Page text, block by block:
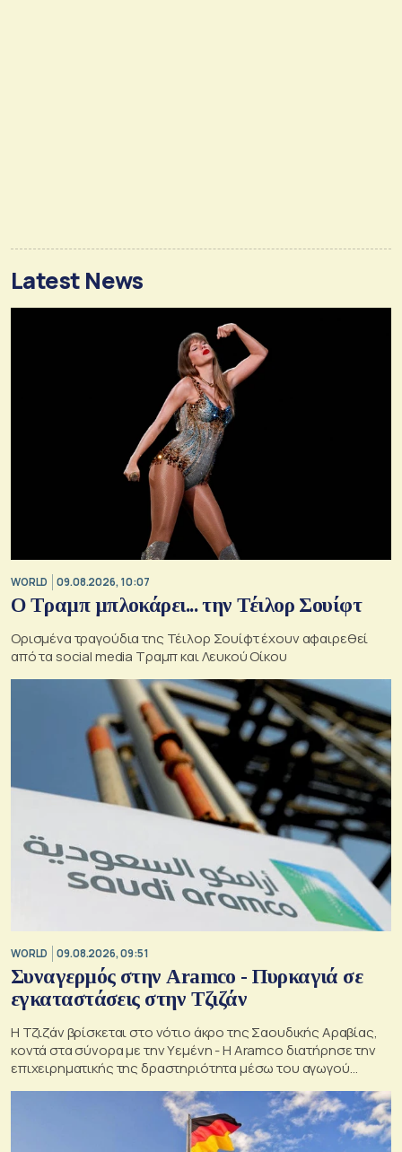
Latest News
WORLD 09.08.2026, 10:07
Ο Τραμπ μπλοκάρει... την Τέιλορ Σουίφτ
Ορισμένα τραγούδια της Τέιλορ Σουίφτ έχουν αφαιρεθεί
από τα social media Τραμπ και Λευκού Οίκου
WORLD 09.08.2026, 09:51
Συναγερμός στην Aramco - Πυρκαγιά σε
εγκαταστάσεις στην Τζιζάν
Η Τζιζάν βρίσκεται στο νότιο άκρο της Σαουδικής Αραβίας,
κοντά στα σύνορα με την Υεμένη - Η Aramco διατήρησε την
επιχειρηματικής της δραστηριότητα μέσω του αγωγού